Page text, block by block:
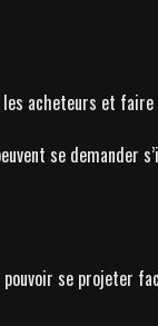
acheteurs et
se demander
se projeter